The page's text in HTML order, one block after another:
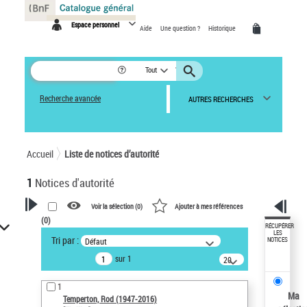
Espace personnel Aide Une question ? Historique
Tout
Recherche avancée AUTRES RECHERCHES
Accueil Liste de notices d’autorité
1 Notices d'autorité
VOTRE RECHERCHE
Recherche avancée dans les
notices d’autorité
Œuvres liées à l'auteur :
Temperton, Rod (1947-2016)
Voir la sélection (0) Ajouter à mes références
(0)
Tri par : Défaut
sur 1
20
résultats/page
1
Temperton, Rod (1947-2016)
RÉCUPÉRER
LES
NOTICES
Ma
Panneau de gestion des cookies